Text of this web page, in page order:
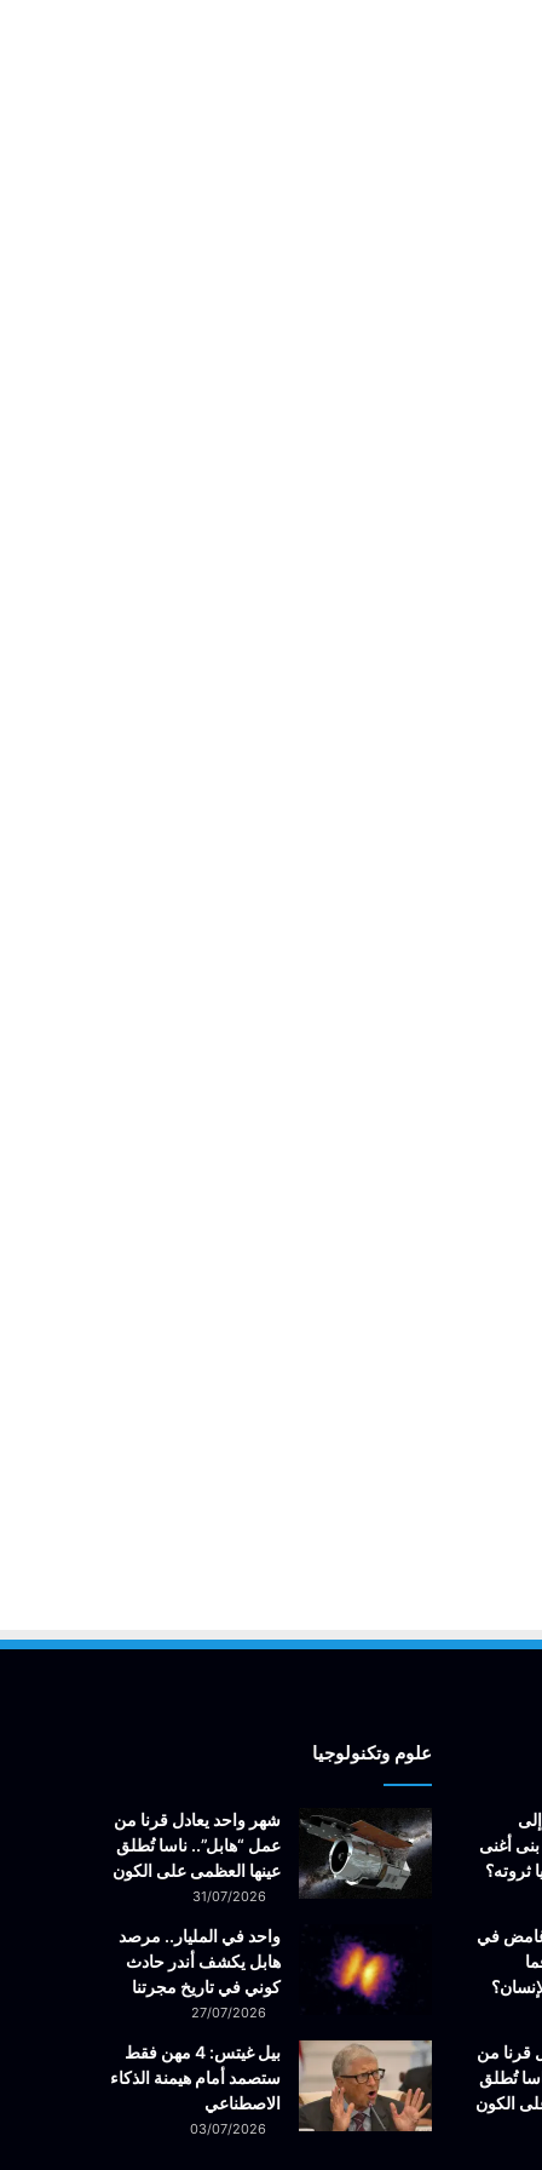
أغنى
ثروته؟
في
قرنا من
تُطلق
الكون
علوم وتكنولوجيا
شهر واحد يعادل قرنا من
عمل “هابل”.. ناسا تُطلق
عينها العظمى على الكون
31/07/2026
واحد في المليار.. مرصد
هابل يكشف أندر حادث
كوني في تاريخ مجرتنا
27/07/2026
بيل غيتس: 4 مهن فقط
ستصمد أمام هيمنة الذكاء
الاصطناعي
03/07/2026